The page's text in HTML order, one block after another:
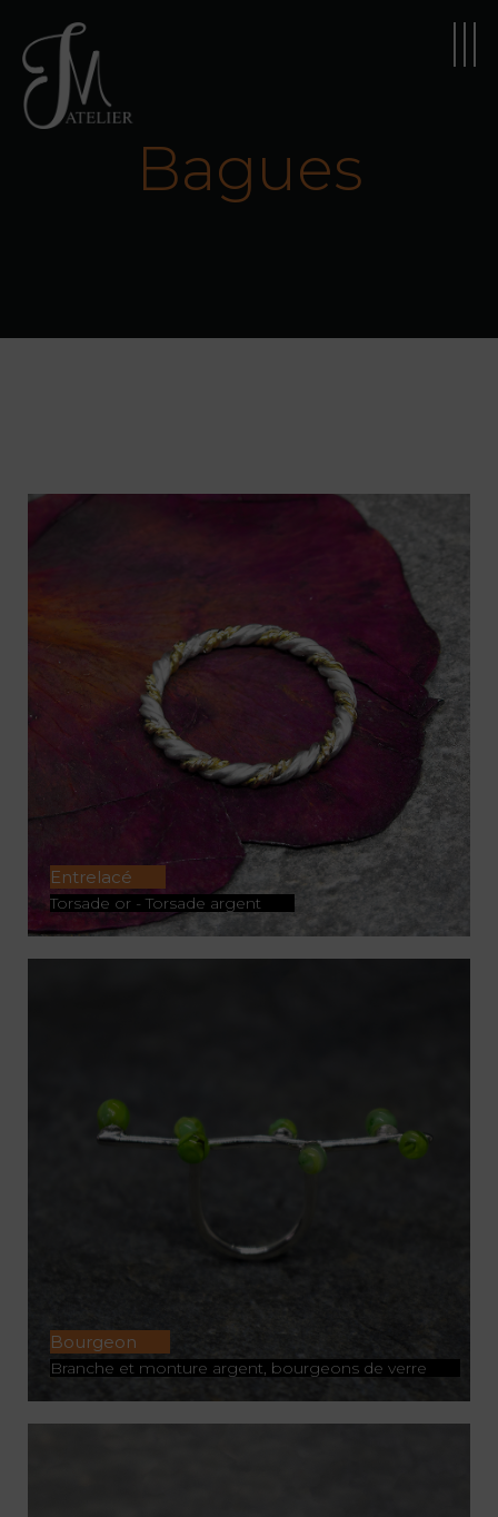
Bagues
Entrelacé
Torsade or - Torsade argent
ACHETER
Bourgeon
Branche et monture argent, bourgeons de verre